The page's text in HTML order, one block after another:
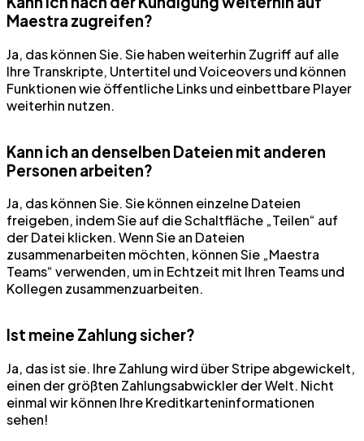
Maestra zugreifen?
Ja, das können Sie. Sie haben weiterhin Zugriff auf alle
Ihre Transkripte, Untertitel und Voiceovers und können
Funktionen wie öffentliche Links und einbettbare Player
weiterhin nutzen.
Kann ich an denselben Dateien mit anderen
Personen arbeiten?
Ja, das können Sie. Sie können einzelne Dateien
freigeben, indem Sie auf die Schaltfläche „Teilen“ auf
der Datei klicken. Wenn Sie an Dateien
zusammenarbeiten möchten, können Sie „Maestra
Teams“ verwenden, um in Echtzeit mit Ihren Teams und
Kollegen zusammenzuarbeiten.
Ist meine Zahlung sicher?
Ja, das ist sie. Ihre Zahlung wird über Stripe abgewickelt,
einen der größten Zahlungsabwickler der Welt. Nicht
einmal wir können Ihre Kreditkarteninformationen
sehen!